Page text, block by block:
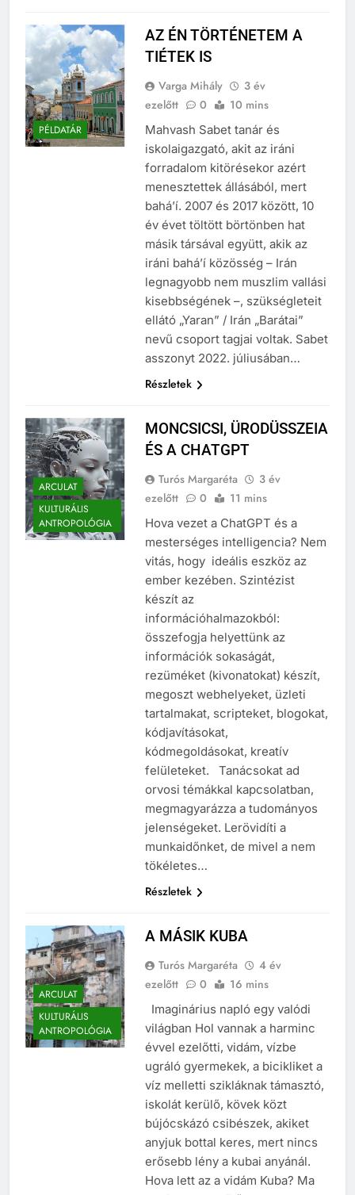
PÉLDATÁR
AZ ÉN TÖRTÉNETEM A
TIÉTEK IS
Varga Mihály
3 év
ezelőtt
0 10 mins
Mahvash Sabet tanár és
iskolaigazgató, akit az iráni
forradalom kitörésekor azért
menesztettek állásából, mert
bahá’í. 2007 és 2017 között, 10
év évet töltött börtönben hat
másik társával együtt, akik az
iráni bahá’í közösség – Irán
legnagyobb nem muszlim vallási
kisebbségének –, szükségleteit
ellátó „Yaran” / Irán „Barátai”
nevű csoport tagjai voltak. Sabet
asszonyt 2022. júliusában…
Részletek
ARCULAT
KULTURÁLIS
ANTROPOLÓGIA
MONCSICSI, ÜRODÜSSZEIA
ÉS A CHATGPT
Turós Margaréta
3 év
ezelőtt
0 11 mins
Hova vezet a ChatGPT és a
mesterséges intelligencia? Nem
vitás, hogy ideális eszköz az
ember kezében. Szintézist
készít az
információhalmazokból:
összefogja helyettünk az
információk sokaságát,
rezüméket (kivonatokat) készít,
megoszt webhelyeket, üzleti
tartalmakat, scripteket, blogokat,
kódjavításokat,
kódmegoldásokat, kreatív
felületeket. Tanácsokat ad
orvosi témákkal kapcsolatban,
megmagyarázza a tudományos
jelenségeket. Lerövidíti a
munkaidőnket, de mivel a nem
tökéletes…
Részletek
ARCULAT
KULTURÁLIS
ANTROPOLÓGIA
A MÁSIK KUBA
Turós Margaréta
4 év
ezelőtt
0 16 mins
Imaginárius napló egy valódi
világban Hol vannak a harminc
évvel ezelőtti, vidám, vízbe
ugráló gyermekek, a bicikliket a
víz melletti szikláknak támasztó,
iskolát kerülő, kövek közt
bújócskázó csibészek, akiket
anyjuk bottal keres, mert nincs
erősebb lény a kubai anyánál.
Hova lett az a vidám Kuba? Ma